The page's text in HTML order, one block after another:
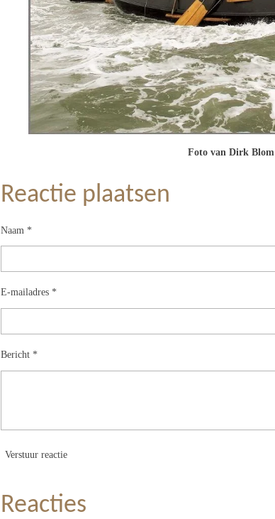
Foto van Dirk Blom
Reactie plaatsen
Naam *
E-mailadres *
Bericht *
Verstuur reactie
Reacties